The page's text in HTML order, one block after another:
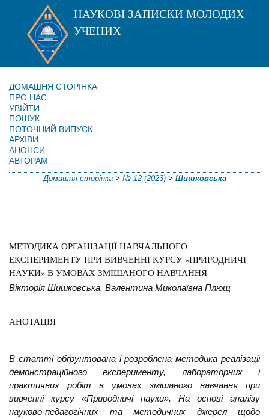
НАУКОВІ ЗАПИСКИ МОЛОДИХ
УЧЕНИХ
ДОМАШНЯ СТОРІНКА
ПРО НАС
УВІЙТИ
ПОШУК
ПОТОЧНИЙ ВИПУСК
АРХІВИ
АНОНСИ
АВТОРАМ
Домашня сторінка> № 12 (2023)> Шишковська
МЕТОДИКА ОРГАНІЗАЦІЇ НАВЧАЛЬНОГО
ЕКСПЕРИМЕНТУ ПРИ ВИВЧЕННІ КУРСУ «ПРИРОДНИЧІ
НАУКИ» В УМОВАХ ЗМІШАНОГО НАВЧАННЯ
Вікторія Шишковська, Валентина Миколаївна Плющ
АНОТАЦІЯ
В статті обґрунтована і розроблена методика реалізації
демонстраційного експерименту, лабораторних і
практичних робіт в умовах змішаного навчання при
вивченні курсу «Природничі науки». На основі аналізу
науково-педагогічних та методичних джерел щодо